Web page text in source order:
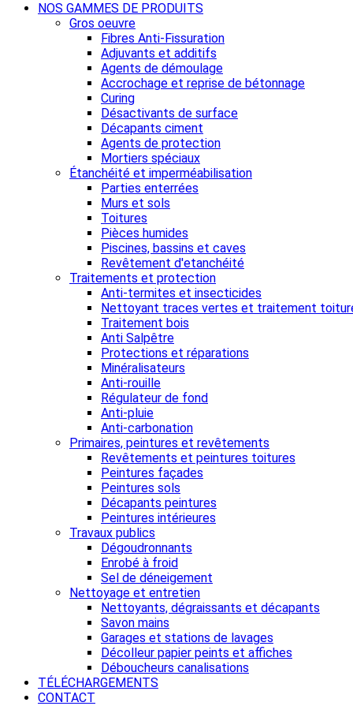
NOS GAMMES DE PRODUITS
Gros oeuvre
Fibres Anti-Fissuration
Adjuvants et additifs
Agents de démoulage
Accrochage et reprise de bétonnage
Curing
Désactivants de surface
Décapants ciment
Agents de protection
Mortiers spéciaux
Étanchéité et imperméabilisation
Parties enterrées
Murs et sols
Toitures
Pièces humides
Piscines, bassins et caves
Revêtement d'etanchéité
Traitements et protection
Anti-termites et insecticides
Nettoyant traces vertes et traitement
Traitement bois
Anti Salpêtre
Protections et réparations
Minéralisateurs
Anti-rouille
Régulateur de fond
Anti-pluie
Anti-carbonation
Primaires, peintures et revêtements
Revêtements et peintures toitures
Peintures façades
Peintures sols
Décapants peintures
Peintures intérieures
Travaux publics
Dégoudronnants
Enrobé à froid
Sel de déneigement
Nettoyage et entretien
Nettoyants, dégraissants et décapants
Savon mains
Garages et stations de lavages
Décolleur papier peints et affiches
Déboucheurs canalisations
TÉLÉCHARGEMENTS
CONTACT